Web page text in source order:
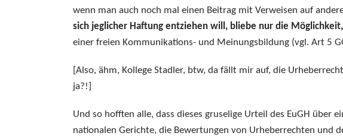
wenn man auch noch mal einen Beitrag mit Verweisen auf
sich jeglicher Haftung entziehen will, bliebe nur die
einer freien Kommunikations- und Meinungsbildung (vgl. Art 5
[Also, ähm, Kollege Stadler, btw, da fällt mir auf, die
ja?!]
Und so hofften alle, dass dieses gruselige Urteil des EuGH über
nationalen Gerichte, die Bewertungen von Urheberrechten und